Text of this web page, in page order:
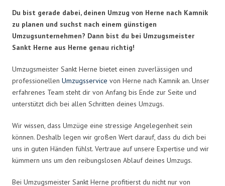
Du bist gerade dabei, deinen Umzug von Herne nach Kamnik
zu planen und suchst nach einem günstigen
Umzugsunternehmen? Dann bist du bei Umzugsmeister
Sankt Herne aus Herne genau richtig!
Umzugsmeister Sankt Herne bietet einen zuverlässigen und
professionellen Umzugsservice von Herne nach Kamnik an. Unser
erfahrenes Team steht dir von Anfang bis Ende zur Seite und
unterstützt dich bei allen Schritten deines Umzugs.
Wir wissen, dass Umzüge eine stressige Angelegenheit sein
können. Deshalb legen wir großen Wert darauf, dass du dich bei
uns in guten Händen fühlst. Vertraue auf unsere Expertise und wir
kümmern uns um den reibungslosen Ablauf deines Umzugs.
Bei Umzugsmeister Sankt Herne profitierst du nicht nur von